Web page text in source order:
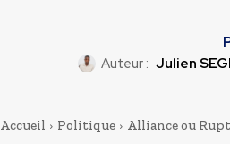
Auteur : Julien
Accueil Politique Alliance ou